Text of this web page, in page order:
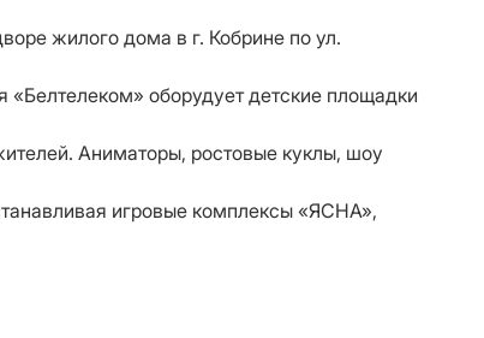
жилого дома в г. Кобрине по ул.
«Белтелеком» оборудует детские площадки
Аниматоры, ростовые куклы, шоу
игровые комплексы «ЯСНА»,